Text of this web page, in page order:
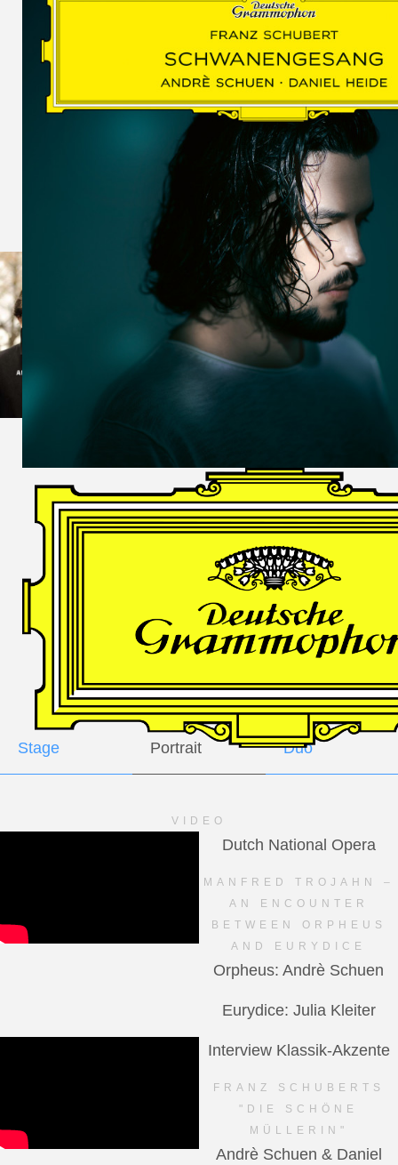
WOLF
MARTIN
SCHUMANN,
LIEDERKREIS
OP. 24
SECHS
MONOLOGE
AUS
JEDERMANN
GESÄNGE
Andrè Schuen,
Baritone
Daniel Heide,
Piano
GALLERY
Stage Portrait Duo
VIDEO
Dutch National Opera
MANFRED TROJAHN –
AN ENCOUNTER
BETWEEN ORPHEUS
AND EURYDICE
Orpheus: Andrè Schuen
Eurydice: Julia Kleiter
Interview Klassik-Akzente
FRANZ SCHUBERTS
"DIE SCHÖNE
MÜLLERIN"
Andrè Schuen & Daniel